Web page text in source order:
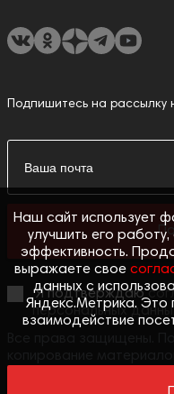
Наш сайт использует
улучшить его
эффективность.
выражаете свое
данных с
Яндекс.Метрика. Это
взаимодействие
Подпишитесь на рассылку
Я подтверждаю
персональных
Все права защищены.
владельца Сайта. В